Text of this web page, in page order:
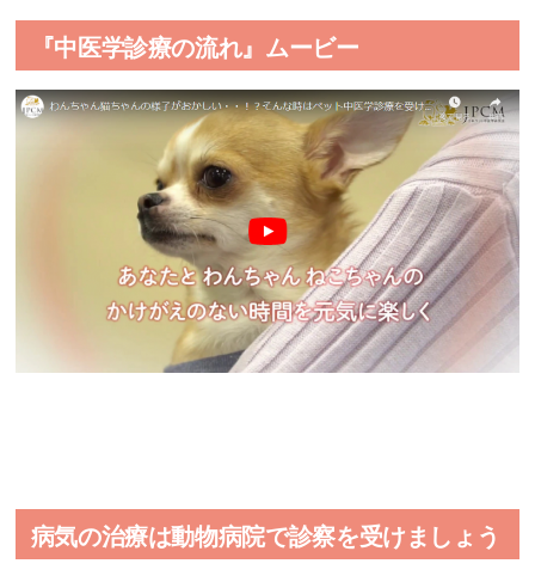
『中医学診療の流れ』ムービー
病気の治療は動物病院で診察を受けましょう